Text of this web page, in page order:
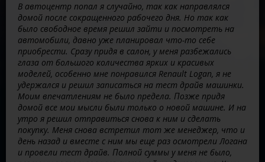
В автоцентр попал я случайно, так как направлялся
домой после сокращенного рабочего дня. Но так как
было свободное время решил зайти и посмотреть на
автомобили, давно уже планировал что-то себе
приобрести. Сразу придя в салон, у меня разбежались
глаза от большого количества ярких и красивых
моделей, особенно мне понравился Renault Logan, я не
удержался и решил записаться на тест драйв машинки.
Моим впечатлениям не было предела. Позже придя
домой все мои мысли были только о новой машине. И на
утро я решил отправиться снова к ним и сделать
покупку. Меня снова встретил тот же менеджер, что и
день назад и вместе с ним мы еще раз осмотрели Логана
и провели тест драйв. Полной суммы у меня не было,